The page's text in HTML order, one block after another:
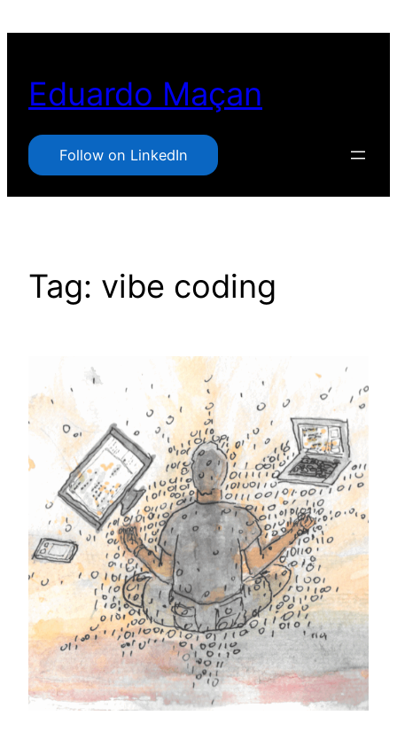
conteúdo
Eduardo Maçan
Follow on LinkedIn
Tag: vibe coding